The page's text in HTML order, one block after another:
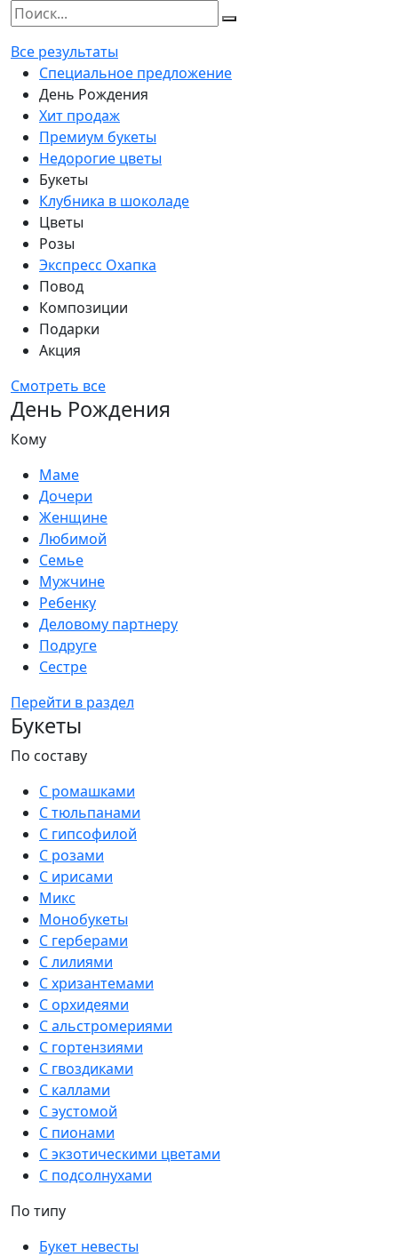
Все результаты
Специальное предложение
День Рождения
Хит продаж
Премиум букеты
Недорогие цветы
Букеты
Клубника в шоколаде
Цветы
Розы
Экспресс Охапка
Повод
Композиции
Подарки
Акция
Смотреть все
День Рождения
Кому
Маме
Дочери
Женщине
Любимой
Семье
Мужчине
Ребенку
Деловому партнеру
Подруге
Сестре
Перейти в раздел
Букеты
По составу
С ромашками
С тюльпанами
С гипсофилой
С розами
С ирисами
Микс
Монобукеты
С герберами
С лилиями
С хризантемами
С орхидеями
С альстромериями
С гортензиями
С гвоздиками
С каллами
С эустомой
С пионами
С экзотическими цветами
С подсолнухами
По типу
Букет невесты